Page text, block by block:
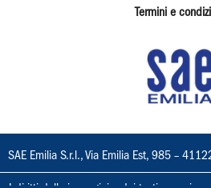
Termini e
SAE Emilia S.r.l., Via Emilia Est, 985 –